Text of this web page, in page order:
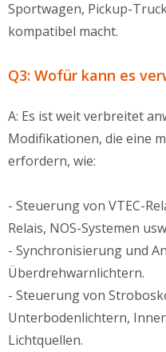
Sportwagen, Pickup-
kompatibel macht.
Q3: Wofür kann es
A: Es ist weit verbreitet
Modifikationen, die eine
erfordern, wie:
- Steuerung von VTEC-
Relais, NOS-Systemen
- Synchronisierung und
Überdrehwarnlichtern.
- Steuerung von
Unterbodenlichtern,
Lichtquellen.